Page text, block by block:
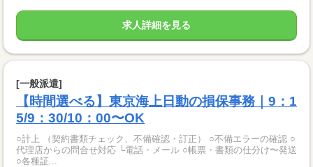
求人詳細を見る
[一般派遣]
【時間選べる】東京海上日動の損保事務｜9：1
5/9：30/10：00〜OK
○計上 （契約書類チェック、不備確認・訂正） ○不備エラーの確認 ○
代理店からの問合せ対応 └電話・メール ○帳票・書類の仕分け〜発送
○各種証...